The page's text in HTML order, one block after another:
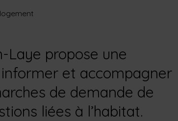
Laye propose une
et accompagner
de demande de
liées à l’habitat.